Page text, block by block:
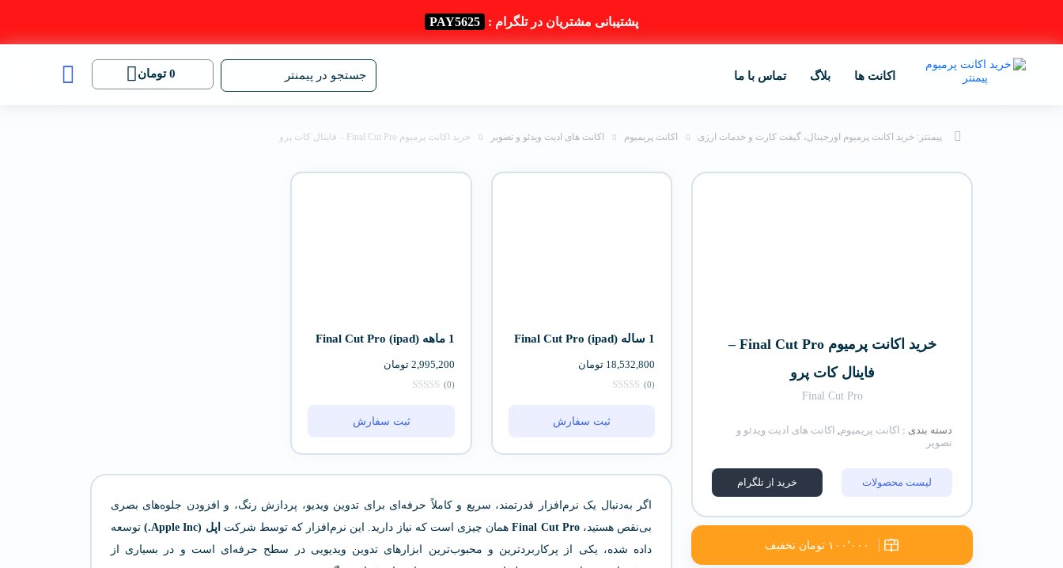
پشتیبانی مشتریان در تلگرام : PAY5625
اکانت ها بلاگ تماس با ما جستجو در پیمنتر 0 تومان
پیمنتر: خرید اکانت پرمیوم اورجینال، گیفت کارت و خدمات ارزی اکانت پریمیوم اکانت های ادیت ویدئو و تصویر خرید اکانت پرمیوم Final Cut Pro – فاینال کات پرو
خرید اکانت پرمیوم Final Cut Pro –
فاینال کات پرو
Final Cut Pro
دسته بندی : اکانت پریمیوم, اکانت های ادیت ویدئو و
تصویر
لیست محصولات خرید از تلگرام
۱۰۰٬۰۰۰ تومان تخفیف
1 ساله Final Cut Pro (ipad)
18,532,800 تومان
(0)
ثبت سفارش
1 ماهه Final Cut Pro (ipad)
2,995,200 تومان
(0)
ثبت سفارش
اگر به‌دنبال یک نرم‌افزار قدرتمند، سریع و کاملاً حرفه‌ای برای تدوین ویدیو، پردازش رنگ، و افزودن جلوه‌های بصری
بی‌نقص هستید،Final Cut Proهمان چیزی است که نیاز دارید. این نرم‌افزار که توسط شرکت اپل (Apple Inc.)
توسعه
داده شده، یکی از پرکاربردترین و محبوب‌ترین ابزارهای تدوین ویدیویی در سطح حرفه‌ای است و در بسیاری از